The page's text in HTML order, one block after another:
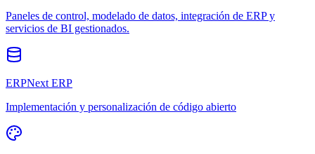
Paneles de control, modelado de datos, integración de ERP y
servicios de BI gestionados.
ERPNext ERP
Implementación y personalización de código abierto